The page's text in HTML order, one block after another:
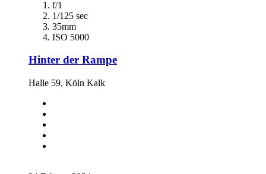
f/1
1/125 sec
35mm
ISO 5000
Hinter der Rampe
Halle 59, Köln Kalk